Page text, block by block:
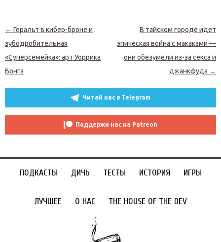
разработчиков, он уже подался на второй; его
новая игра Selfloss все еще в разработке и
должна выйти в следующем году. Как и все свои
прошлые игры, Selfloss он разрабатывает...
Навигация по записям
← Геральт в кибер-броне и
зубодробительная
«Суперсемейка»: арт Уоррика
Вонга
В тайском городе идет
эпическая война с макаками —
они обезумели из-за секса и
джанкфуда →
Читай нас в Telegram
Поддержи нас на Patreon
ПОДКАСТЫ ДИЧЬ ТЕСТЫ ИСТОРИЯ ИГРЫ
ЛУЧШЕЕ О НАС THE HOUSE OF THE DEV